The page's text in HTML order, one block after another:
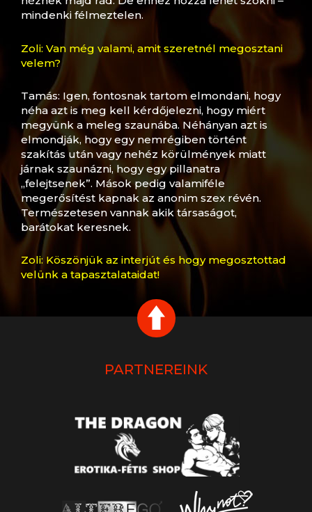
mindenki félmeztelen.
Zoli: Van még valami, amit szeretnél megosztani
velem?
Tamás: Igen, fontosnak tartom elmondani, hogy
néha azt is meg kell kérdőjelezni, hogy miért
megyünk a meleg szaunába. Néhányan azt is
elmondják, hogy egy nemrégiben történt
szakítás után vagy nehéz körülmények miatt
járnak szaunázni, hogy egy pillanatra
„felejtsenek”. Mások pedig valamiféle
megerősítést kapnak az anonim szex révén.
Természetesen vannak akik társaságot,
barátokat keresnek.
Zoli: Köszönjük az interjút és hogy megosztottad
velünk a tapasztalataidat!
PARTNEREINK